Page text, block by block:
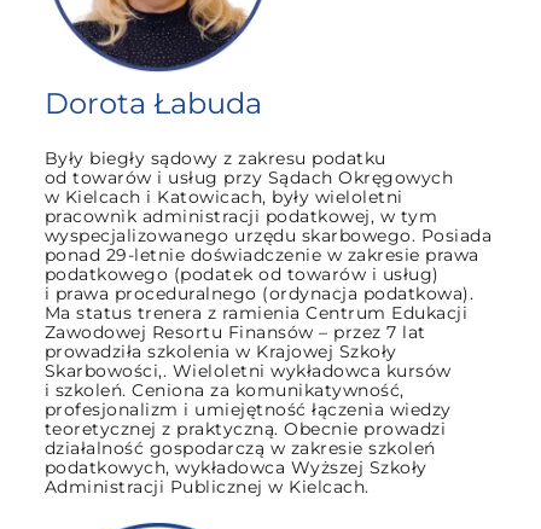
Dorota Łabuda
Były biegły sądowy z zakresu podatku
od towarów i usług przy Sądach Okręgowych
w Kielcach i Katowicach, były wieloletni
pracownik administracji podatkowej, w tym
wyspecjalizowanego urzędu skarbowego. Posiada
ponad 29-letnie doświadczenie w zakresie prawa
podatkowego (podatek od towarów i usług)
i prawa proceduralnego (ordynacja podatkowa).
Ma status trenera z ramienia Centrum Edukacji
Zawodowej Resortu Finansów – przez 7 lat
prowadziła szkolenia w Krajowej Szkoły
Skarbowości,. Wieloletni wykładowca kursów
i szkoleń. Ceniona za komunikatywność,
profesjonalizm i umiejętność łączenia wiedzy
teoretycznej z praktyczną. Obecnie prowadzi
działalność gospodarczą w zakresie szkoleń
podatkowych, wykładowca Wyższej Szkoły
Administracji Publicznej w Kielcach.